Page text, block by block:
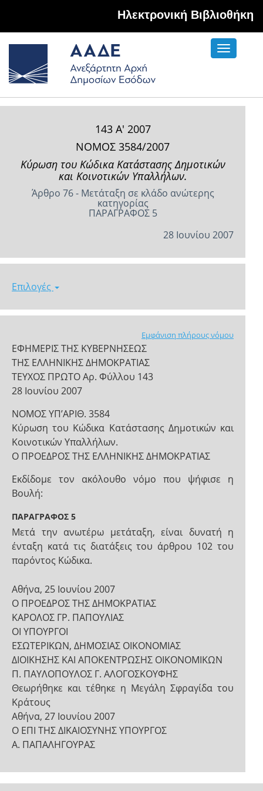
Hλεκτρονική Βιβλιοθήκη
Toggle
143 Α' 2007
ΝΟΜΟΣ 3584/2007
Κύρωση του Κώδικα Κατάστασης Δημοτικών
και Κοινοτικών Υπαλλήλων.
Άρθρο 76 - Μετάταξη σε κλάδο ανώτερης
κατηγορίας
ΠΑΡΑΓΡΑΦΟΣ 5
28 Ιουνίου 2007
Επιλογές
Εμφάνιση πλήρους νόμου
ΕΦΗΜΕΡΙΣ ΤΗΣ ΚΥΒΕΡΝΗΣΕΩΣ
ΤΗΣ ΕΛΛΗΝΙΚΗΣ ΔΗΜΟΚΡΑΤΙΑΣ
ΤΕΥΧΟΣ ΠΡΩΤΟ Αρ. Φύλλου 143
28 Ιουνίου 2007
NOMOΣ ΥΠ’ΑΡΙΘ. 3584
Κύρωση του Κώδικα Κατάστασης Δημοτικών και
Κοινοτικών Υπαλλήλων.
Ο ΠΡΟΕΔΡΟΣ ΤΗΣ ΕΛΛΗΝΙΚΗΣ ΔΗΜΟΚΡΑΤΙΑΣ
Εκδίδομε τον ακόλουθο νόμο που ψήφισε η
Βουλή:
ΠΑΡΑΓΡΑΦΟΣ 5
Μετά την ανωτέρω μετάταξη, είναι δυνατή η
ένταξη κατά τις διατάξεις του άρθρου 102 του
παρόντος Κώδικα.
Αθήνα, 25 Ιουνίου 2007
Ο ΠΡΟΕΔΡΟΣ ΤΗΣ ΔΗΜΟΚΡΑΤΙΑΣ
ΚΑΡΟΛΟΣ ΓΡ. ΠΑΠΟΥΛΙΑΣ
ΟΙ ΥΠΟΥΡΓΟΙ
ΕΣΩΤΕΡΙΚΩΝ, ΔΗΜΟΣΙΑΣ ΟΙΚΟΝΟΜΙΑΣ
ΔΙΟΙΚΗΣΗΣ ΚΑΙ ΑΠΟΚΕΝΤΡΩΣΗΣ ΟΙΚΟΝΟΜΙΚΩΝ
Π. ΠΑΥΛΟΠΟΥΛΟΣ Γ. ΑΛΟΓΟΣΚΟΥΦΗΣ
Θεωρήθηκε και τέθηκε η Μεγάλη Σφραγίδα του
Κράτους
Αθήνα, 27 Ιουνίου 2007
Ο ΕΠΙ ΤΗΣ ΔΙΚΑΙΟΣΥΝΗΣ ΥΠΟΥΡΓΟΣ
Α. ΠΑΠΑΛΗΓΟΥΡΑΣ